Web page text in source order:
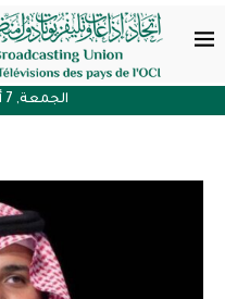
الجمعة, 7 أغسطس , 2026